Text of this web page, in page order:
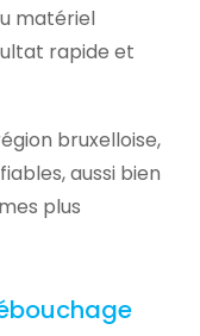
matériel
rapide et
bruxelloise,
aussi bien
plus